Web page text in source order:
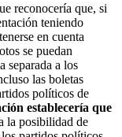
reconocería que, si
teniendo
en cuenta
se puedan
separada a los
las boletas
políticos de
establecería que
la posibilidad de